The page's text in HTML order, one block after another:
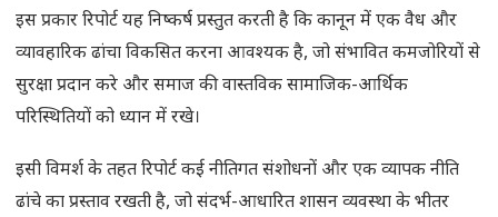
इस प्रकार रिपोर्ट यह निष्कर्ष प्रस्तुत करती है कि कानून में एक वैध और
व्यावहारिक ढांचा विकसित करना आवश्यक है, जो संभावित कमजोरियों से
सुरक्षा प्रदान करे और समाज की वास्तविक सामाजिक-आर्थिक
परिस्थितियों को ध्यान में रखे।
इसी विमर्श के तहत रिपोर्ट कई नीतिगत संशोधनों और एक व्यापक नीति
ढांचे का प्रस्ताव रखती है, जो संदर्भ-आधारित शासन व्यवस्था के भीतर